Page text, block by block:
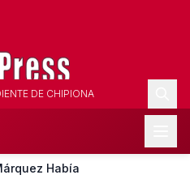
DE CHIPIONA
Había